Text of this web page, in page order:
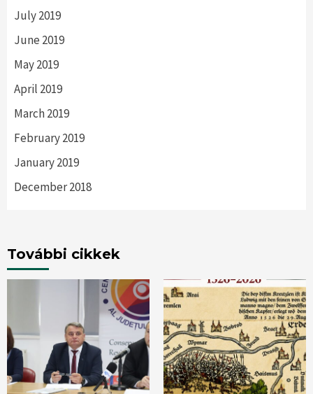
July 2019
June 2019
May 2019
April 2019
March 2019
February 2019
January 2019
December 2018
További cikkek